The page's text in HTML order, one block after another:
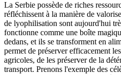
La Serbie possède de riches
réfléchissent à la manière de
de lyophilisation sont aujourd'hui
fonctionne comme une boîte
dedans, et ils se transforment en
permet de préserver efficacement
agricoles, de les préserver de la
transport. Prenons l'exemple des